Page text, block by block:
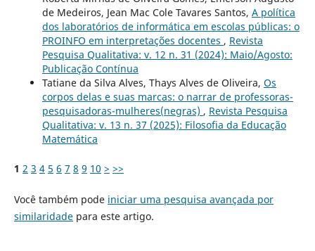
de Medeiros, Jean Mac Cole Tavares Santos, A política
dos laboratórios de informática em escolas públicas: o
PROINFO em interpretações docentes , Revista
Pesquisa Qualitativa: v. 12 n. 31 (2024): Maio/Agosto:
Publicação Contínua
Tatiane da Silva Alves, Thays Alves de Oliveira, Os
corpos delas e suas marcas: o narrar de professoras-
pesquisadoras-mulheres(negras) , Revista Pesquisa
Qualitativa: v. 13 n. 37 (2025): Filosofia da Educação
Matemática
1 2 3 4 5 6 7 8 9 10 > >>
Você também pode iniciar uma pesquisa avançada por
similaridadepara este artigo.